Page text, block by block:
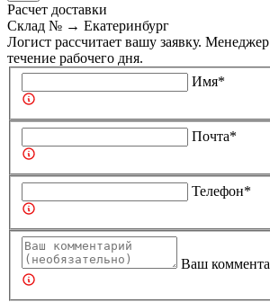
Расчет доставки
Склад № → Екатеринбург
Логист рассчитает вашу заявку.
течение рабочего дня.
Имя*
Почта*
Телефон*
Ваш